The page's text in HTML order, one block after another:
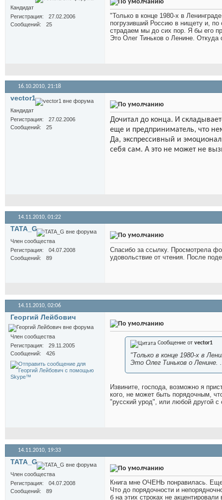
Кандидат
Регистрация
27.02.2006
Сообщений
25
"Только в конце 1980-х в
погрузивший Россию в нищету и, по
страдаем мы до сих пор. Я бы его
Это Олег Тиньков о Ленине. Откуда
16.10.2010, 21:18
vector1
Кандидат
Регистрация
27.02.2006
Сообщений
25
Дочитал до конца. И
еще и предприниматель, что
Да, экспрессивный и
себя сам. А это не может не
14.11.2010, 01:22
TATA_G
Член сообщества
Регистрация
04.07.2008
Сообщений
89
Спасибо за ссылку. Просмотрела
удовольствие от чтения. После
14.11.2010, 02:06
Георгий Лейбович
Член сообщества
Регистрация
29.11.2005
Сообщений
426
Сообщение от vector1
"Только в конце 1980-х в
Это Олег Тиньков о Ленине.
Извините, господа, возможно я
кого, не может быть порядочным,
"русский урод", или любой другой
14.11.2010, 19:33
TATA_G
Член сообщества
Регистрация
04.07.2008
Сообщений
89
Книга мне ОЧЕНЬ понравилась.
Что до порядочности и
б на этих строках не